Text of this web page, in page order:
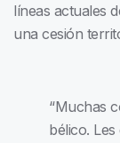
líneas actuales
una cesión
“Muchas
bélico.